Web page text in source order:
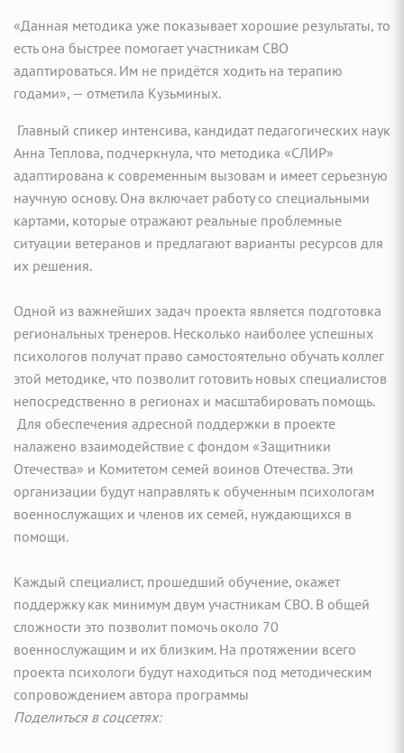
«Данная методика уже показывает хорошие результаты, то
есть она быстрее помогает участникам СВО
адаптироваться. Им не придётся ходить на терапию
годами», — отметила Кузьминых.
Главный спикер интенсива, кандидат педагогических наук
Анна Теплова, подчеркнула, что методика «СЛИР»
адаптирована к современным вызовам и имеет серьезную
научную основу. Она включает работу со специальными
картами, которые отражают реальные проблемные
ситуации ветеранов и предлагают варианты ресурсов для
их решения.
Одной из важнейших задач проекта является подготовка
региональных тренеров. Несколько наиболее успешных
психологов получат право самостоятельно обучать коллег
этой методике, что позволит готовить новых специалистов
непосредственно в регионах и масштабировать помощь.
Для обеспечения адресной поддержки в проекте
налажено взаимодействие с фондом «Защитники
Отечества» и Комитетом семей воинов Отечества. Эти
организации будут направлять к обученным психологам
военнослужащих и членов их семей, нуждающихся в
помощи.
Каждый специалист, прошедший обучение, окажет
поддержку как минимум двум участникам СВО. В общей
сложности это позволит помочь около 70
военнослужащим и их близким. На протяжении всего
проекта психологи будут находиться под методическим
сопровождением автора программы
Поделиться в соцсетях: